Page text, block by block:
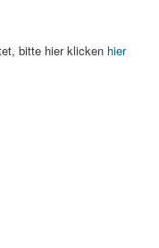
bitte hier klicken hier